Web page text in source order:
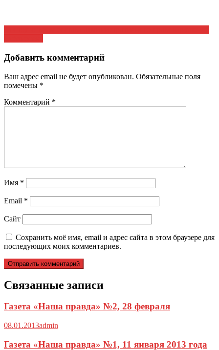
Навигация
по
записям
Добавить комментарий
Ваш адрес email не будет опубликован. Обязательные поля
помечены *
Комментарий *
Имя *
Email *
Сайт
Сохранить моё имя, email и адрес сайта в этом браузере для
последующих моих комментариев.
Связанные записи
Газета «Наша правда» №2, 28 февраля
08.01.2013admin
Газета «Наша правда» №1, 11 января 2013 года